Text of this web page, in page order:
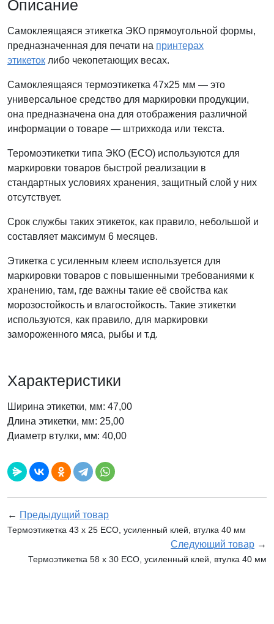
Описание
Самоклеящаяся этикетка ЭКО прямоугольной формы,
предназначенная для печати на принтерах
этикеток либо чекопетающих весах.
Самоклеящаяся термоэтикетка 47x25 мм — это
универсальное средство для маркировки продукции,
она предназначена она для отображения различной
информации о товаре — штрихкода или текста.
Теромоэтикетки типа ЭКО (ECO) используются для
маркировки товаров быстрой реализации в
стандартных условиях хранения, защитный слой у них
отсутствует.
Срок службы таких этикеток, как правило, небольшой и
составляет максимум 6 месяцев.
Этикетка с усиленным клеем используется для
маркировки товаров с повышенными требованиями к
хранению, там, где важны такие её свойства как
морозостойкость и влагостойкость. Такие этикетки
используются, как правило, для маркировки
замороженного мяса, рыбы и т.д.
Характеристики
Ширина этикетки, мм: 47,00
Длина этикетки, мм: 25,00
Диаметр втулки, мм: 40,00
← Предыдущий товар
Термоэтикетка 43 х 25 ECO, усиленный клей, втулка 40 мм
Следующий товар →
Термоэтикетка 58 х 30 ECO, усиленный клей, втулка 40 мм